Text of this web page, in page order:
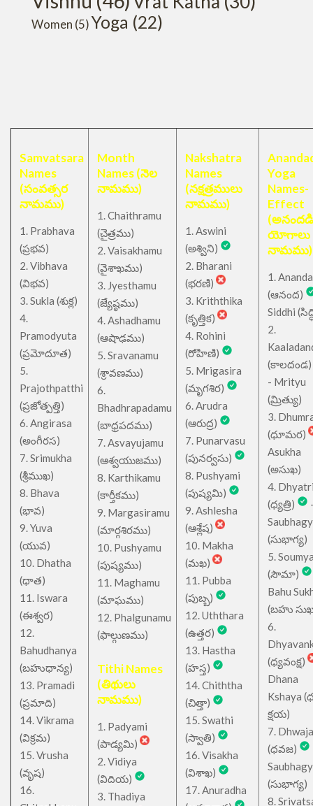
Women (5)Yoga (22)
Samvatsara
Names
(సంవత్సర
నామము)
1. Prabhava
(ప్రభవ)
2. Vibhava
(విభవ)
3. Sukla (శుక్ల)
4.
Pramodyuta
(ప్రమోదూత)
5.
Prajothpatthi
(ప్రజోత్పత్తి)
6. Angirasa
(అంగీరస)
7. Srimukha
(శ్రీముఖ)
8. Bhava
(భావ)
9. Yuva
(యువ)
10. Dhatha
(ధాత)
11. Iswara
(ఈశ్వర)
12.
Bahudhanya
(బహుధాన్య)
13. Pramadi
(ప్రమాది)
14. Vikrama
(విక్రమ)
15. Vrusha
(వృష)
16.
Month
Names (నెల
నామము)
1. Chaithramu
(చైత్రము)
2. Vaisakhamu
(వైశాఖము)
3. Jyesthamu
(జ్యేష్ఠము)
4. Ashadhamu
(ఆషాఢము)
5. Sravanamu
(శ్రావణము)
6.
Bhadhrapadamu
(బాధ్రపదము)
7. Asvayujamu
(ఆశ్వయుజము)
8. Karthikamu
(కార్తీకము)
9. Margasiramu
(మార్గశిరము)
10. Pushyamu
(పుష్యము)
11. Maghamu
(మాఘము)
12. Phalgunamu
(ఫాల్గుణము)
Tithi Names
(తిథులు
నామము)
1. Padyami
(పాడ్యమి)
2. Vidiya
(విదియ)
3. Thadiya
Nakshatra
Names
(నక్షత్రములు
నామము)
1. Aswini
(అశ్విని)
2. Bharani
(భరణి)
3. Kriththika
(కృత్తిక)
4. Rohini
(రోహిణి)
5. Mrigasira
(మృగశిర)
6. Arudra
(ఆరుద్ర)
7. Punarvasu
(పునర్వసు)
8. Pushyami
(పుష్యమి)
9. Ashlesha
(ఆశ్లేష)
10. Makha
(మఖ)
11. Pubba
(పుబ్బ)
12. Uththara
(ఉత్తర)
13. Hastha
(హస్త)
14. Chiththa
(చిత్తా)
15. Swathi
(స్వాతి)
16. Visakha
(విశాఖ)
17. Anuradha
Yoga
Names-
Effect
(అనందడి
యోగాలు
నామము)
1. Ananda
(ఆనంద)
Siddhi
2.
(కాలదండ)
- Mrityu
(మ్రిత్యు)
3.
(ధూమర)
Asukha
(అసుఖ)
4.
(ధ్యత్రి)
(సుభాగ్య)
5.
(సౌమా)
Bahu
(బహు
6.
(ధ్యవంక్ష)
Dhana
Kshaya
క్షయ)
7. Dhwaja
(ధవజ)
(సుభాగ్య)
8.